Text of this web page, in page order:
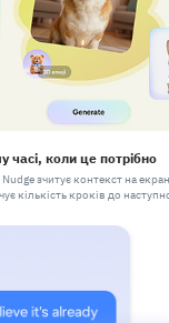
часі, коли це потрібно
зчитує контекст на
кількість кроків до